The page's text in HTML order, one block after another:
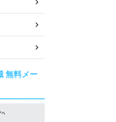
無料メー